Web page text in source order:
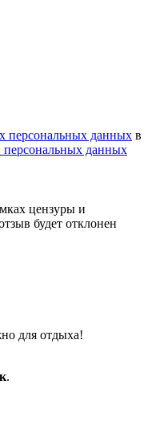
персональных данных в
персональных данных
цензуры и
будет отклонен
для отдыха!
.